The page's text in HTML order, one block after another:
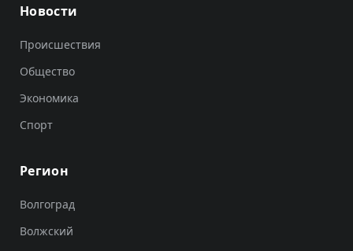
Новости
Происшествия
Общество
Экономика
Спорт
Регион
Волгоград
Волжский